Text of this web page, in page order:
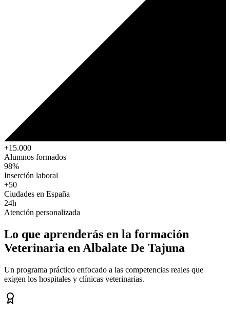
+15.000
Alumnos formados
98%
Inserción laboral
+50
Ciudades en España
24h
Atención personalizada
Lo que aprenderás en la formación
Veterinaria en Albalate De Tajuna
Un programa práctico enfocado a las competencias reales que
exigen los hospitales y clínicas veterinarias.